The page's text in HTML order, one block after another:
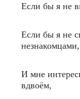
Если бы я не
Если бы я не
незнакомцами,
И мне
вдвоём,